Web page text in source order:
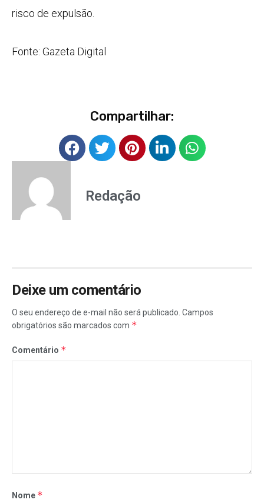
risco de expulsão.
Fonte: Gazeta Digital
Compartilhar:
Redação
Deixe um comentário
O seu endereço de e-mail não será publicado. Campos
obrigatórios são marcados com *
Comentário *
Nome *